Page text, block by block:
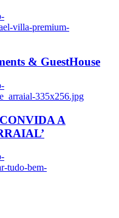
villa-premium-
& GuestHouse
335x256.jpg
A
tudo-bem-